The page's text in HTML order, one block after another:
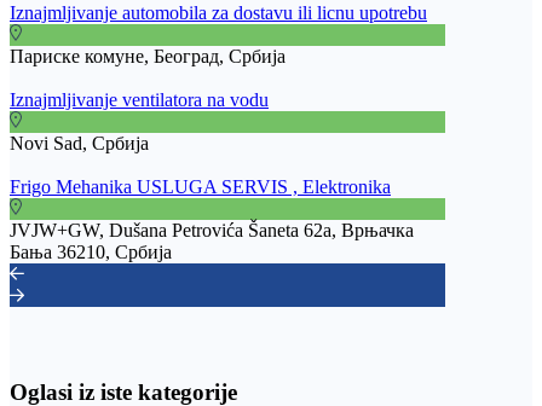
Iznajmljivanje automobila za dostavu ili licnu upotrebu
Париске комуне, Београд, Србија
Iznajmljivanje ventilatora na vodu
Novi Sad, Србија
Frigo Mehanika USLUGA SERVIS , Elektronika
JVJW+GW, Dušana Petrovića Šaneta 62a, Врњачка
Бања 36210, Србија
Oglasi iz iste kategorije